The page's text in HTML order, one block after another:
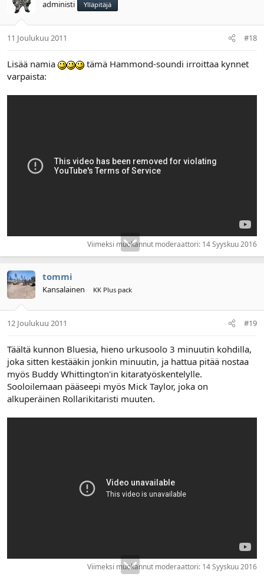
administi Ylläpitäjä
11 Joulukuu 2011 #18
Lisää namia
tämä Hammond-soundi irroittaa kynnet
varpaista:
Viimeksi muokannut moderaattori: 14 Syyskuu 2016
tommi
Kansalainen KK Plus pack
12 Joulukuu 2011 #19
Täältä kunnon Bluesia, hieno urkusoolo 3 minuutin kohdilla,
joka sitten kestääkin jonkin minuutin, ja hattua pitää nostaa
myös Buddy Whittington'in kitaratyöskentelylle.
Sooloilemaan pääseepi myös Mick Taylor, joka on
alkuperäinen Rollarikitaristi muuten.
Viimeksi muokannut moderaattori: 14 Syyskuu 2016